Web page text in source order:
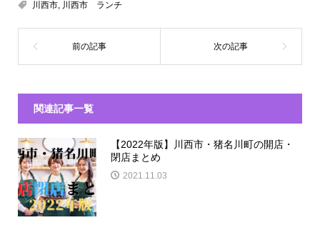
川西市, 川西市 ランチ
関連記事一覧
【2022年版】川西市・猪名川町の開店・
閉店まとめ
2021.11.03